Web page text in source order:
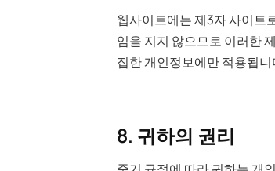
웹사이트에는 제3자 사이트
임을 지지 않으므로 이러한
집한 개인정보에만 적용됩니
8. 귀하의 권리